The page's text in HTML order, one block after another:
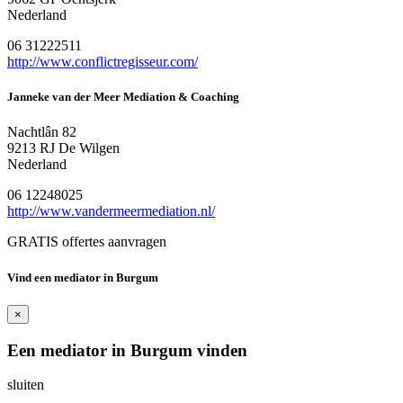
Nederland
06 31222511
http://www.conflictregisseur.com/
Janneke van der Meer Mediation & Coaching
Nachtlân 82
9213 RJ De Wilgen
Nederland
06 12248025
http://www.vandermeermediation.nl/
GRATIS offertes aanvragen
Vind een mediator in Burgum
×
Een mediator in Burgum vinden
sluiten